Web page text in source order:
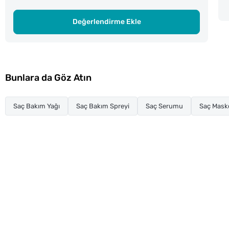
Değerlendirme Ekle
Bunlara da Göz Atın
Saç Bakım Yağı Saç Bakım Spreyi Saç Serumu Saç